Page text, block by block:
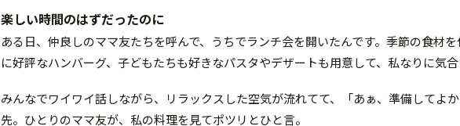
楽しい時間のはずだったのに
ある日、仲良しのママ友たちを呼んで、うちでランチ会を開いたんです。季節の食材
に好評なハンバーグ、子どもたちも好きなパスタやデザートも用意して、私なりに気合
みんなでワイワイ話しながら、リラックスした空気が流れてて、「あぁ、準備してよ
先。ひとりのママ友が、私の料理を見てポツリとひと言。